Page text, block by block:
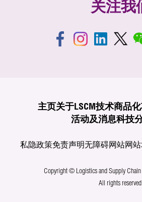
关注我
主页关于LSCM技术商品化
活动及消息科技
私隐政策免责声明无障碍网站网
Copyright © Logistics and Supply Chain
All rights reserved.